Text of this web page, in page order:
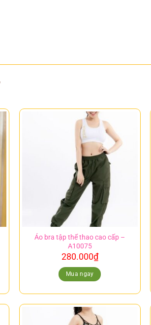
Áo bra tập thể thao cao cấp –
A10075
280.000₫
Mua ngay